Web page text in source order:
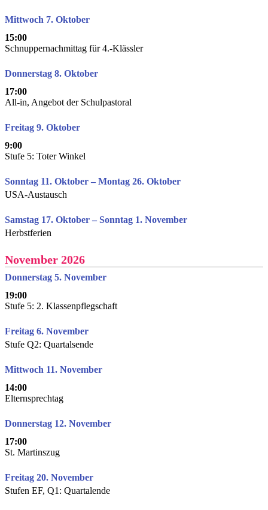
Mittwoch 7. Oktober
15:00
Schnuppernachmittag für 4.-Klässler
Donnerstag 8. Oktober
17:00
All-in, Angebot der Schulpastoral
Freitag 9. Oktober
9:00
Stufe 5: Toter Winkel
Sonntag 11. Oktober – Montag 26. Oktober
USA-Austausch
Samstag 17. Oktober – Sonntag 1. November
Herbstferien
November 2026
Donnerstag 5. November
19:00
Stufe 5: 2. Klassenpflegschaft
Freitag 6. November
Stufe Q2: Quartalsende
Mittwoch 11. November
14:00
Elternsprechtag
Donnerstag 12. November
17:00
St. Martinszug
Freitag 20. November
Stufen EF, Q1: Quartalende